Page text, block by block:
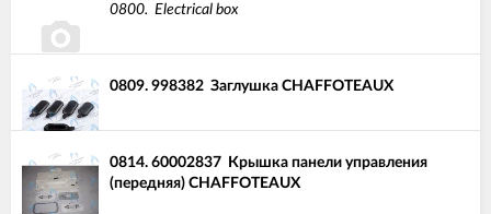
0800. Electrical box
0809. 998382 Заглушка CHAFFOTEAUX
0814. 60002837 Крышка панели управления
(передняя) CHAFFOTEAUX